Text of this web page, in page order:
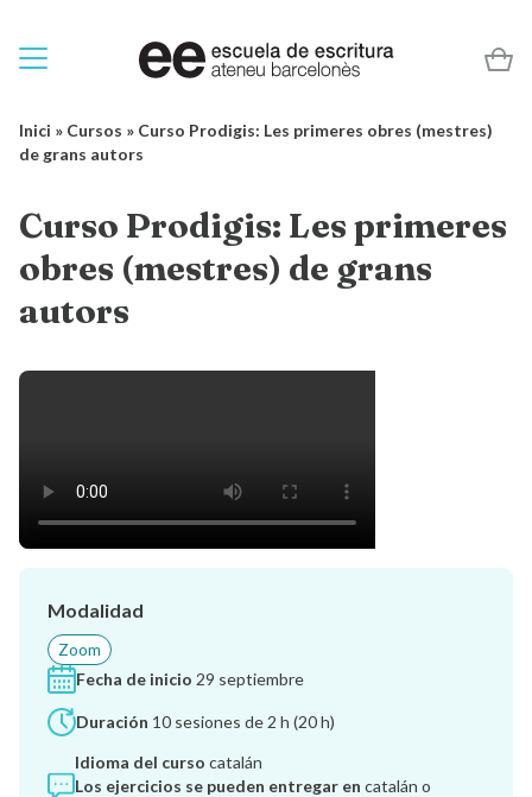
Inici » Cursos » Curso Prodigis: Les primeres obres (mestres)
de grans autors
Curso Prodigis: Les primeres
obres (mestres) de grans
autors
Modalidad
Zoom
Fecha de inicio 29 septiembre
Duración 10 sesiones de 2 h (20 h)
Idioma del curso catalán
Los ejercicios se pueden entregar en catalán o